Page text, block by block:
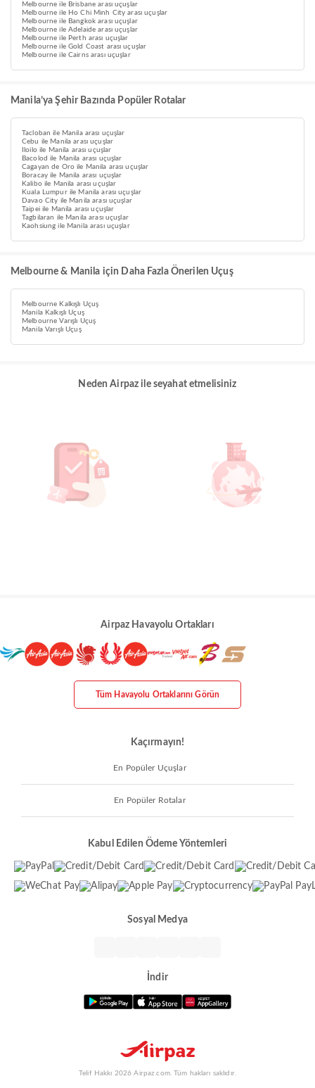
Melbourne ile Brisbane arası uçuşlar
Melbourne ile Ho Chi Minh City arası uçuşlar
Melbourne ile Bangkok arası uçuşlar
Melbourne ile Adelaide arası uçuşlar
Melbourne ile Perth arası uçuşlar
Melbourne ile Gold Coast arası uçuşlar
Melbourne ile Cairns arası uçuşlar
Manila’ya Şehir Bazında Popüler Rotalar
Tacloban ile Manila arası uçuşlar
Cebu ile Manila arası uçuşlar
Iloilo ile Manila arası uçuşlar
Bacolod ile Manila arası uçuşlar
Cagayan de Oro ile Manila arası uçuşlar
Boracay ile Manila arası uçuşlar
Kalibo ile Manila arası uçuşlar
Kuala Lumpur ile Manila arası uçuşlar
Davao City ile Manila arası uçuşlar
Taipei ile Manila arası uçuşlar
Tagbilaran ile Manila arası uçuşlar
Kaohsiung ile Manila arası uçuşlar
Melbourne & Manila için Daha Fazla Önerilen Uçuş
Melbourne Kalkışlı Uçuş
Manila Kalkışlı Uçuş
Melbourne Varışlı Uçuş
Manila Varışlı Uçuş
Neden Airpaz ile seyahat etmelisiniz
Airpaz Havayolu Ortakları
Tüm Havayolu Ortaklarını Görün
Kaçırmayın!
En Popüler Uçuşlar
En Popüler Rotalar
Kabul Edilen Ödeme Yöntemleri
Sosyal Medya
İndir
Telif Hakkı 2026 Airpaz.com. Tüm hakları saklıdır.